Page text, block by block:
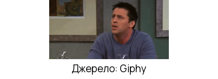
Джерело: Giphy